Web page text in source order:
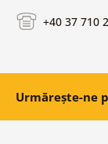
+40 37 710
Urmărește-ne